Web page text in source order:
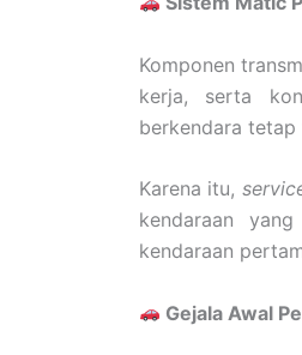
Komponen
kerja, serta
berkendara tetap
Karena itu,
kendaraan
kendaraan
Gejala Awal